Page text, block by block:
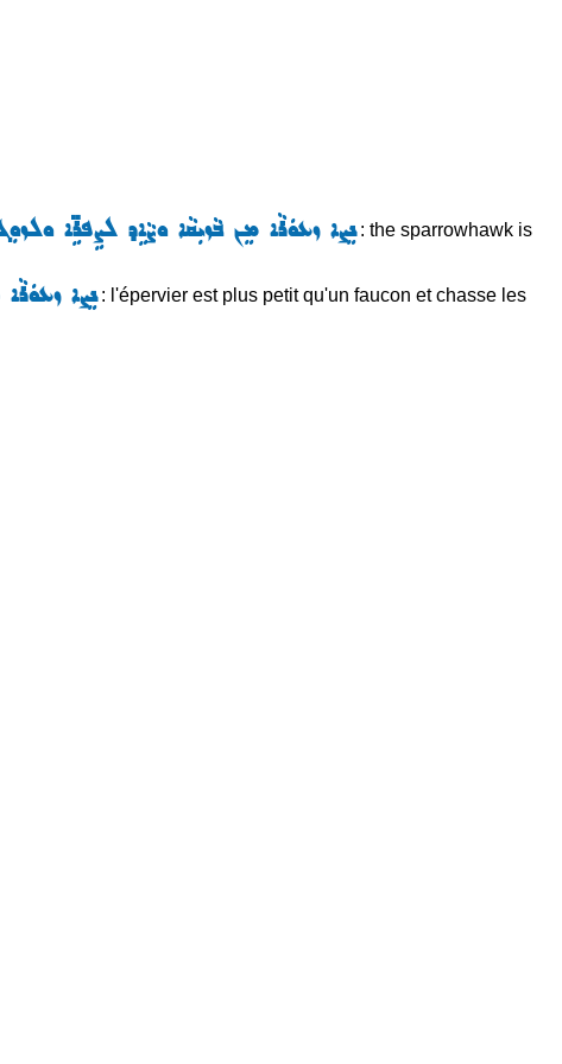
ܢܸܨܐ ܙܥܘܿܪܵܐ ܡܸܢ ܒܵܙܝܼܩܵܐ ܘܨܵܐܹܕ ܠܨܹܦܪܹ̈ܐ: the sparrowhawk is
ܢܸܨܐ: l'épervier est plus petit qu'un faucon et chasse les